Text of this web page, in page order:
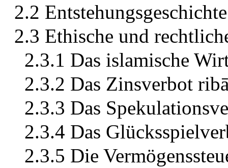
2.2 Entstehungsgeschichte
2.3 Ethische und
2.3.1 Das islamische
2.3.2 Das Zinsverbot
2.3.3 Das
2.3.4 Das
2.3.5 Die